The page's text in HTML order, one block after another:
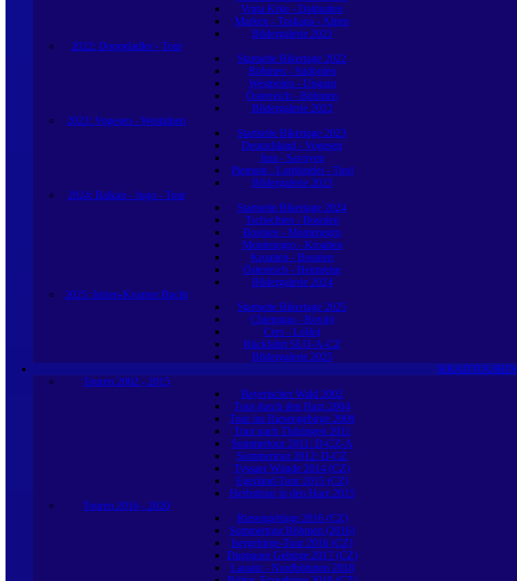
Vrata Krke - Dalmatien
Marken - Toskana - Alpen
Bildergalerie 2021
2022: Doppeladler - Tour
Startseite Bikertage 2022
Böhmen - Südpolen
Westpolen - Ungarn
Österreich - Böhmen
Bildergalerie 2022
2023: Vogesen - Westalpen
Startseite Bikertage 2023
Deutschland - Vogesen
Jura - Savoyen
Piemont - Lombardei - Tirol
Bildergalerie 2023
2024: Balkan - Jugo - Tour
Startseite Bikertage 2024
Tschechien - Bosnien
Bosnien - Montenegro
Montenegro - Kroatien
Kroatien - Bosnien
Österreich - Heimreise
Bildergalerie 2024
2025: Istrien-Kvarner Bucht
Startseite Bikertage 2025
Chiemgau - Rovinj
Cres - Lošinj
Rückfahrt SLO-A-CZ
Bildergalerie 2025
KRADTOUREN
Touren 2002 - 2015
Bayerischer Wald 2002
Tour durch den Harz 2004
Tour ins Riesengebirge 2009
Tour nach Thüringen 2011
Sommertour 2011: D-CZ-A
Sommertour 2012: D-CZ
Tyssaer Wände 2014 (CZ)
Egerland-Tour 2015 (CZ)
Herbsttour in den Harz 2015
Touren 2016 - 2020
Riesengebirge 2016 (CZ)
Sommertour Böhmen (2016)
Isergebirge-Tour 2016 (CZ)
Duppauer Gebirge 2017 (CZ)
Lausitz - Nordböhmen 2018